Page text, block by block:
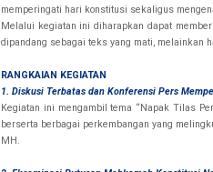
memperingati hari konstitusi sekaligus
Melalui kegiatan ini diharapkan dapat
dipandang sebagai teks yang mati, melainkan
RANGKAIAN KEGIATAN
1. Diskusi Terbatas dan Konferensi Pers
Kegiatan ini mengambil tema “Napak Tilas
berserta berbagai perkembangan yang
MH.